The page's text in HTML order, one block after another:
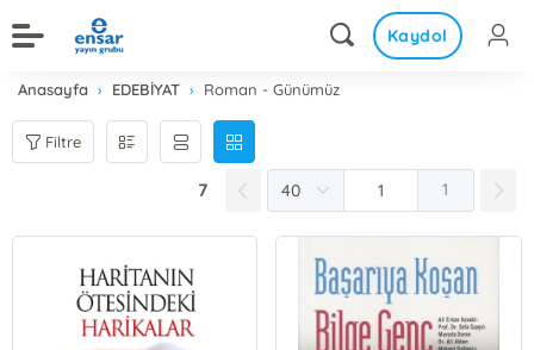
Kaydol
Anasayfa EDEBİYAT Roman - Günümüz
Filtre
7 1